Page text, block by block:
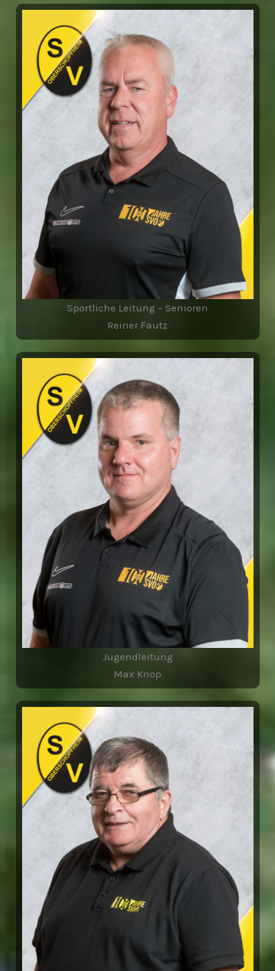
Sportliche Leitung – Senioren
Reiner Fautz
Jugendleitung
Max Knop